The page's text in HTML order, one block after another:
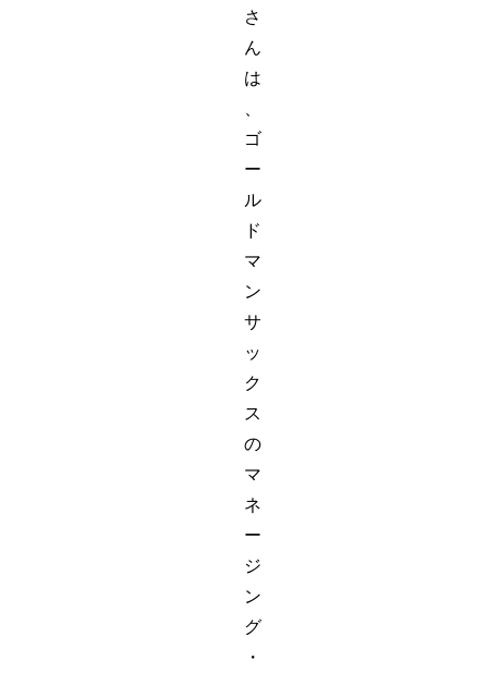
さ
ん
は
ゴ
ー
ル
ド
マ
ン
サ
ッ
ク
ス
の
マ
ネ
ー
ジ
ン
グ
・